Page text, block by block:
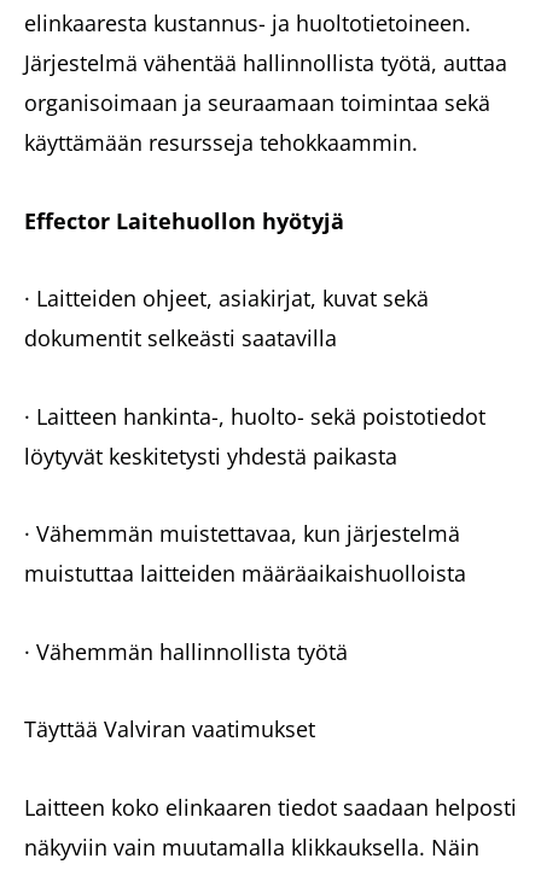
elinkaaresta kustannus- ja huoltotietoineen.
Järjestelmä vähentää hallinnollista työtä, auttaa
organisoimaan ja seuraamaan toimintaa sekä
käyttämään resursseja tehokkaammin.
Effector Laitehuollon hyötyjä
· Laitteiden ohjeet, asiakirjat, kuvat sekä
dokumentit selkeästi saatavilla
· Laitteen hankinta-, huolto- sekä poistotiedot
löytyvät keskitetysti yhdestä paikasta
· Vähemmän muistettavaa, kun järjestelmä
muistuttaa laitteiden määräaikaishuolloista
· Vähemmän hallinnollista työtä
Täyttää Valviran vaatimukset
Laitteen koko elinkaaren tiedot saadaan helposti
näkyviin vain muutamalla klikkauksella. Näin